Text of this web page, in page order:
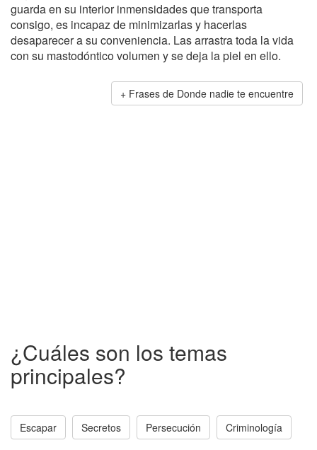
guarda en su interior inmensidades que transporta
consigo, es incapaz de minimizarlas y hacerlas
desaparecer a su conveniencia. Las arrastra toda la vida
con su mastodóntico volumen y se deja la piel en ello.
Frases de Donde nadie te encuentre
¿Cuáles son los temas
principales?
Escapar Secretos Persecución Criminología